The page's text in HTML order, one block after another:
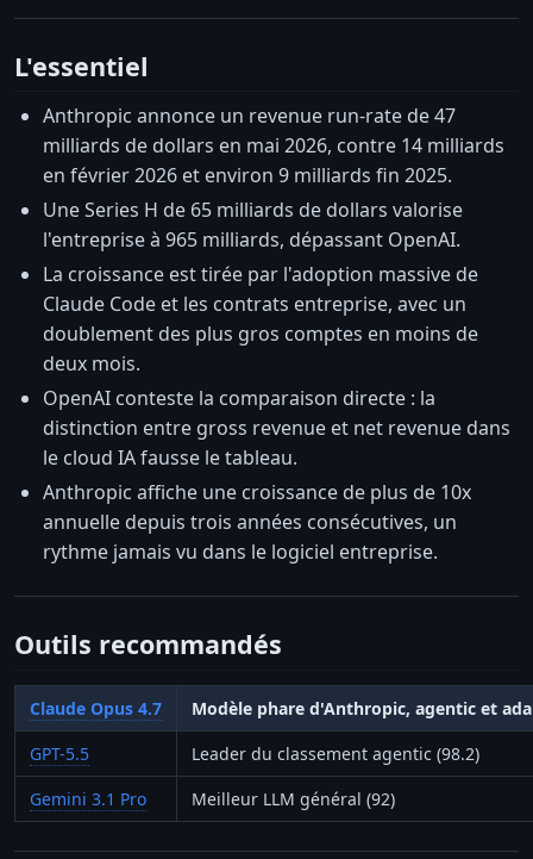
L'essentiel
Anthropic annonce un revenue run-rate de 47
milliards de dollars en mai 2026, contre 14 milliards
en février 2026 et environ 9 milliards fin 2025.
Une Series H de 65 milliards de dollars valorise
l'entreprise à 965 milliards, dépassant OpenAI.
La croissance est tirée par l'adoption massive de
Claude Code et les contrats entreprise, avec un
doublement des plus gros comptes en moins de
deux mois.
OpenAI conteste la comparaison directe : la
distinction entre gross revenue et net revenue dans
le cloud IA fausse le tableau.
Anthropic affiche une croissance de plus de 10x
annuelle depuis trois années consécutives, un
rythme jamais vu dans le logiciel entreprise.
Outils recommandés
Claude Opus 4.7
Modèle phare d'Anthropic, agentic et
GPT-5.5
Leader du classement agentic (98.2)
Gemini 3.1 Pro
Meilleur LLM général (92)